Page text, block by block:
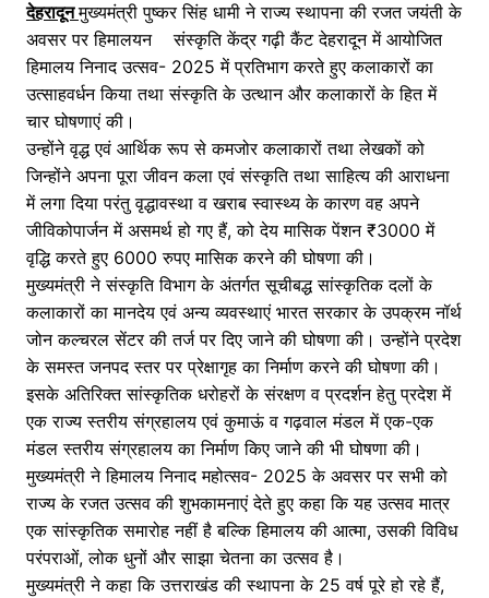
c
e
b
o
o
k
itt
er
ai
l
at
s
A
p
p
s
s
e
n
g
er
e
gr
a
ar
e
देहरादूनमुख्यमंत्री पुष्कर सिंह धामी ने राज्य स्थापना की रजत जयंती के
अवसर पर हिमालयन संस्कृति केंद्र गढ़ी कैंट देहरादून में आयोजित
हिमालय निनाद उत्सव- 2025 में प्रतिभाग करते हुए कलाकारों का
उत्साहवर्धन किया तथा संस्कृति के उत्थान और कलाकारों के हित में
चार घोषणाएं की।
उन्होंने वृद्ध एवं आर्थिक रूप से कमजोर कलाकारों तथा लेखकों को
जिन्होंने अपना पूरा जीवन कला एवं संस्कृति तथा साहित्य की आराधना
में लगा दिया परंतु वृद्धावस्था व खराब स्वास्थ्य के कारण वह अपने
जीविकोपार्जन में असमर्थ हो गए हैं, को देय मासिक पेंशन ₹3000 में
वृद्धि करते हुए 6000 रुपए मासिक करने की घोषणा की।
मुख्यमंत्री ने संस्कृति विभाग के अंतर्गत सूचीबद्ध सांस्कृतिक दलों के
कलाकारों का मानदेय एवं अन्य व्यवस्थाएं भारत सरकार के उपक्रम नॉर्थ
जोन कल्चरल सेंटर की तर्ज पर दिए जाने की घोषणा की। उन्होंने प्रदेश
के समस्त जनपद स्तर पर प्रेक्षागृह का निर्माण करने की घोषणा की।
इसके अतिरिक्त सांस्कृतिक धरोहरों के संरक्षण व प्रदर्शन हेतु प्रदेश में
एक राज्य स्तरीय संग्रहालय एवं कुमाऊं व गढ़वाल मंडल में एक-एक
मंडल स्तरीय संग्रहालय का निर्माण किए जाने की भी घोषणा की।
मुख्यमंत्री ने हिमालय निनाद महोत्सव- 2025 के अवसर पर सभी को
राज्य के रजत उत्सव की शुभकामनाएं देते हुए कहा कि यह उत्सव मात्र
एक सांस्कृतिक समारोह नहीं है बल्कि हिमालय की आत्मा, उसकी विविध
परंपराओं, लोक धुनों और साझा चेतना का उत्सव है।
मुख्यमंत्री ने कहा कि उत्तराखंड की स्थापना के 25 वर्ष पूरे हो रहे हैं,